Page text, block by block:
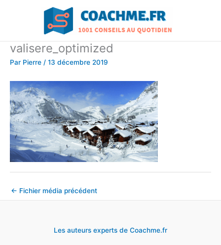
valisere_optimized
Par Pierre / 13 décembre 2019
← Fichier média précédent
Les auteurs experts de Coachme.fr